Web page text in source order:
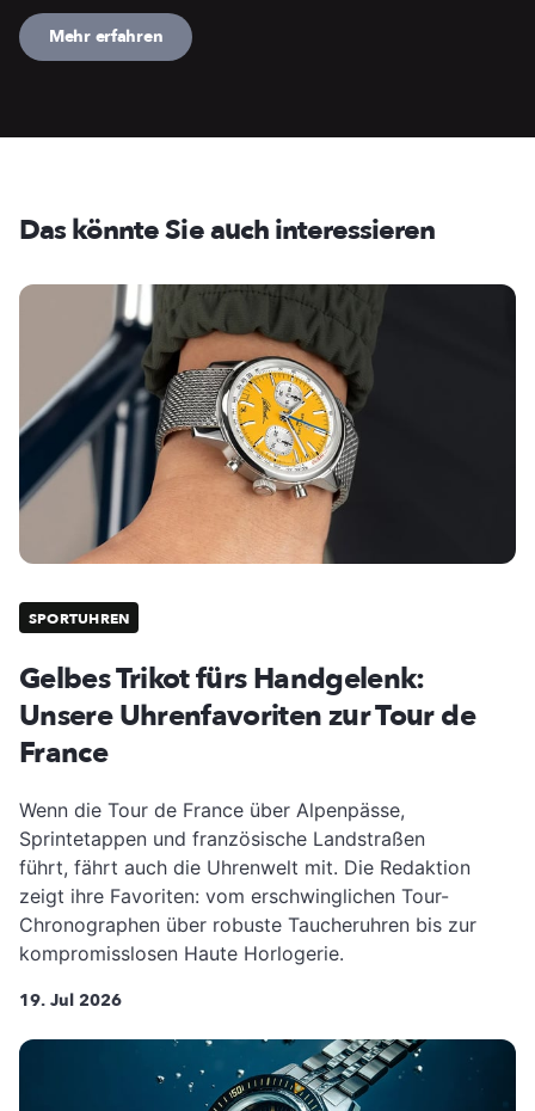
Mehr erfahren
Das könnte Sie auch interessieren
SPORTUHREN
Gelbes Trikot fürs Handgelenk:
Unsere Uhrenfavoriten zur Tour de
France
Wenn die Tour de France über Alpenpässe,
Sprintetappen und französische Landstraßen
führt, fährt auch die Uhrenwelt mit. Die Redaktion
zeigt ihre Favoriten: vom erschwinglichen Tour-
Chronographen über robuste Taucheruhren bis zur
kompromisslosen Haute Horlogerie.
19. Jul 2026